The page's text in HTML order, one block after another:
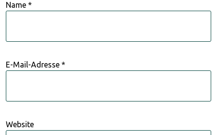
Name *
E-Mail-Adresse *
Website